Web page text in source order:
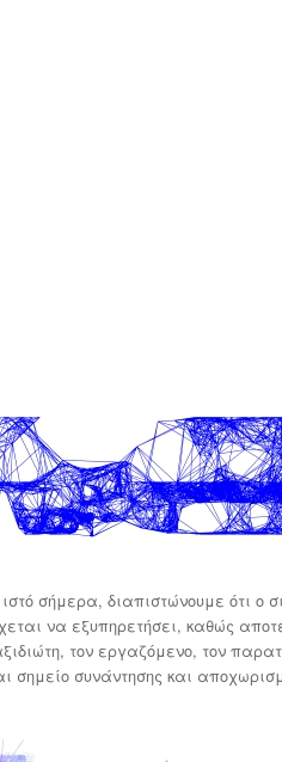
σήμερα, διαπιστώνουμε ότι ο
να εξυπηρετήσει, καθώς
τον εργαζόμενο, τον
σημείο συνάντησης και